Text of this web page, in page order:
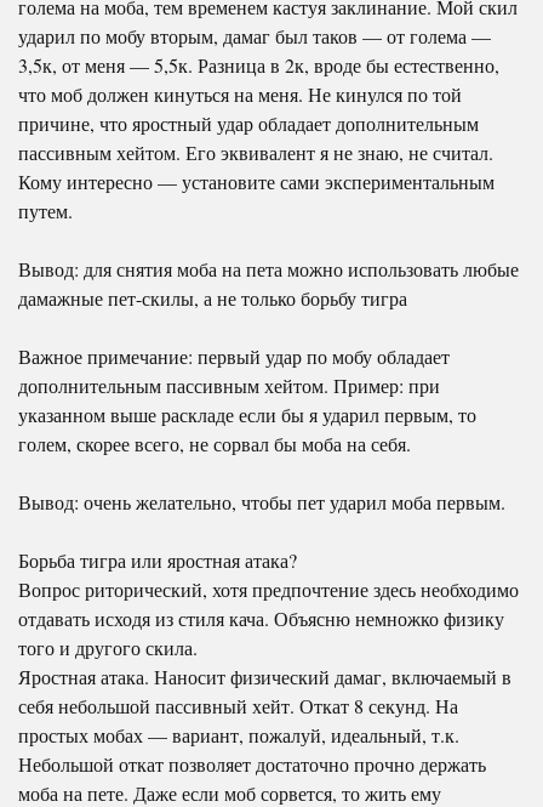
голема на моба, тем временем кастуя заклинание. Мой скил
ударил по мобу вторым, дамаг был таков — от голема —
3,5к, от меня — 5,5к. Разница в 2к, вроде бы естественно,
что моб должен кинуться на меня. Не кинулся по той
причине, что яростный удар обладает дополнительным
пассивным хейтом. Его эквивалент я не знаю, не считал.
Кому интересно — установите сами экспериментальным
путем.
Вывод: для снятия моба на пета можно использовать любые
дамажные пет-скилы, а не только борьбу тигра
Важное примечание: первый удар по мобу обладает
дополнительным пассивным хейтом. Пример: при
указанном выше раскладе если бы я ударил первым, то
голем, скорее всего, не сорвал бы моба на себя.
Вывод: очень желательно, чтобы пет ударил моба первым.
Борьба тигра или яростная атака?
Вопрос риторический, хотя предпочтение здесь необходимо
отдавать исходя из стиля кача. Объясню немножко физику
того и другого скила.
Яростная атака. Наносит физический дамаг, включаемый в
себя небольшой пассивный хейт. Откат 8 секунд. На
простых мобах — вариант, пожалуй, идеальный, т.к.
Небольшой откат позволяет достаточно прочно держать
моба на пете. Даже если моб сорвется, то жить ему